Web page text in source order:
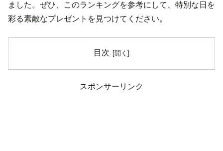
ました。ぜひ、このランキングを参考にして、特別な日を
彩る素敵なプレゼントを見つけてください。
目次
スポンサーリンク